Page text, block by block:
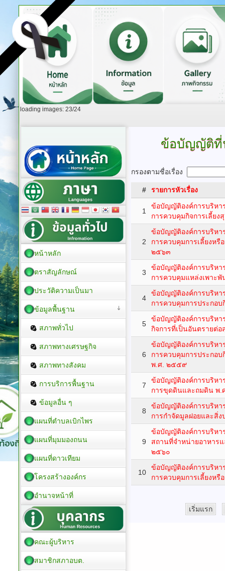
loading images: 23/24
ข้อบัญญัติที่
กรองตามชื่อเรื่อง
# รายการหัวเรื่อง
1
ข้อบัญญัติองค์การบริหา
การควบคุมกิจการเลี้ยง
2
ข้อบัญญัติองค์การบริหา
การควบคุมการเลี้ยงห
๒๕๖๓
3
ข้อบัญญัติองค์การบริหา
การควบคุมแหล่งเพาะ
4
ข้อบัญญัติองค์การบริหา
การควบคุมการประกอ
5
ข้อบัญญัติองค์การบริหา
กิจการที่เป็นอันตรายต่
6
ข้อบัญญัติองค์การบริหา
การควบคุมการประกอ
พ.ศ. ๒๕๕๙
7
ข้อบัญญัติองค์การบริหา
การขุดดินและถมดิน พ
8
ข้อบัญญัติองค์การบริหา
การกำจัดมูลฝอยและสิ่
9
ข้อบัญญัติองค์การบริหา
สถานที่จำหน่ายอาหาร
๒๕๖๐
10
ข้อบัญญัติองค์การบริหา
การควบคุมการเลี้ยงห
เริ่มแรก
หน้าหลัก
ตราสัญลักษณ์
ประวัติความเป็นมา
ข้อมูลพื้นฐาน
สภาพทั่วไป
สภาพทางเศรษฐกิจ
สภาพทางสังคม
การบริการพื้นฐาน
ข้อมูลอื่น ๆ
แผนที่ตำบลเบิกไพร
แผนที่มุมมองถนน
แผนที่ดาวเทียม
โครงสร้างองค์กร
อำนาจหน้าที่
คณะผู้บริหาร
สมาชิกสภาอบต.